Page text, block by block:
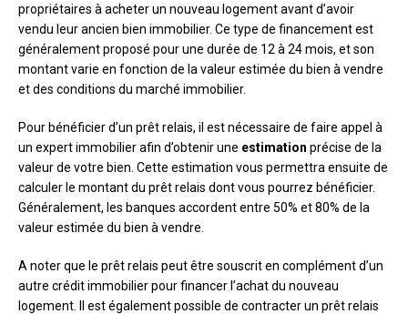
propriétaires à acheter un nouveau logement avant d’avoir
vendu leur ancien bien immobilier. Ce type de financement est
généralement proposé pour une durée de 12 à 24 mois, et son
montant varie en fonction de la valeur estimée du bien à vendre
et des conditions du marché immobilier.
Pour bénéficier d’un prêt relais, il est nécessaire de faire appel à
un expert immobilier afin d’obtenir une estimation précise de la
valeur de votre bien. Cette estimation vous permettra ensuite de
calculer le montant du prêt relais dont vous pourrez bénéficier.
Généralement, les banques accordent entre 50% et 80% de la
valeur estimée du bien à vendre.
A noter que le prêt relais peut être souscrit en complément d’un
autre crédit immobilier pour financer l’achat du nouveau
logement. Il est également possible de contracter un prêt relais